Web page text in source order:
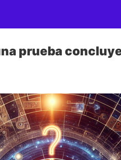
prueba